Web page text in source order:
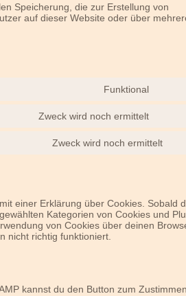
Speicherung, die zur Erstellung von
auf dieser Website oder über
Funktional
Zweck wird noch ermittelt
service
Zweck wird noch ermittelt
einer Erklärung über Cookies. Sobald
Kategorien von Cookies und
von Cookies über deinen
nicht richtig funktioniert.
kannst du den Button zum